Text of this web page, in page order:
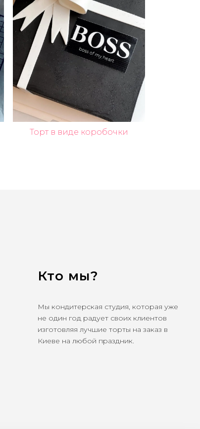
Торт в виде коробочки
Кто мы?
Мы кондитерская студия, которая уже
не один год радует своих клиентов
изготовляя лучшие торты на заказ в
Киеве на любой праздник.